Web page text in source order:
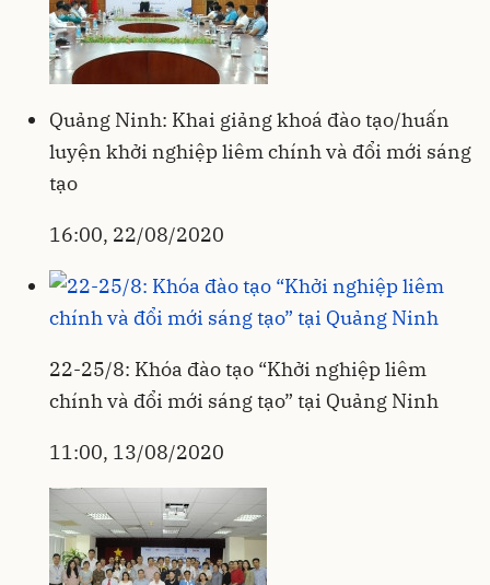
Quảng Ninh: Khai giảng khoá đào tạo/huấn
luyện khởi nghiệp liêm chính và đổi mới sáng
tạo
16:00, 22/08/2020
22-25/8: Khóa đào tạo “Khởi nghiệp liêm
chính và đổi mới sáng tạo” tại Quảng Ninh
11:00, 13/08/2020